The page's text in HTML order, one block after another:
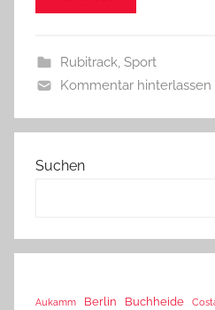
Rubitrack, Sport
Kommentar hinterlassen
Suchen
Aukamm Berlin Buchheide